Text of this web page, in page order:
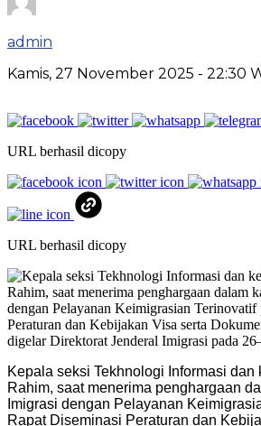
admin
Kamis, 27 November 2025 - 22:30
URL berhasil dicopy
URL berhasil dicopy
Kepala seksi Tekhnologi Informasi
Rahim, saat menerima penghargaan
Imigrasi dengan Pelayanan
Rapat Diseminasi Peraturan dan